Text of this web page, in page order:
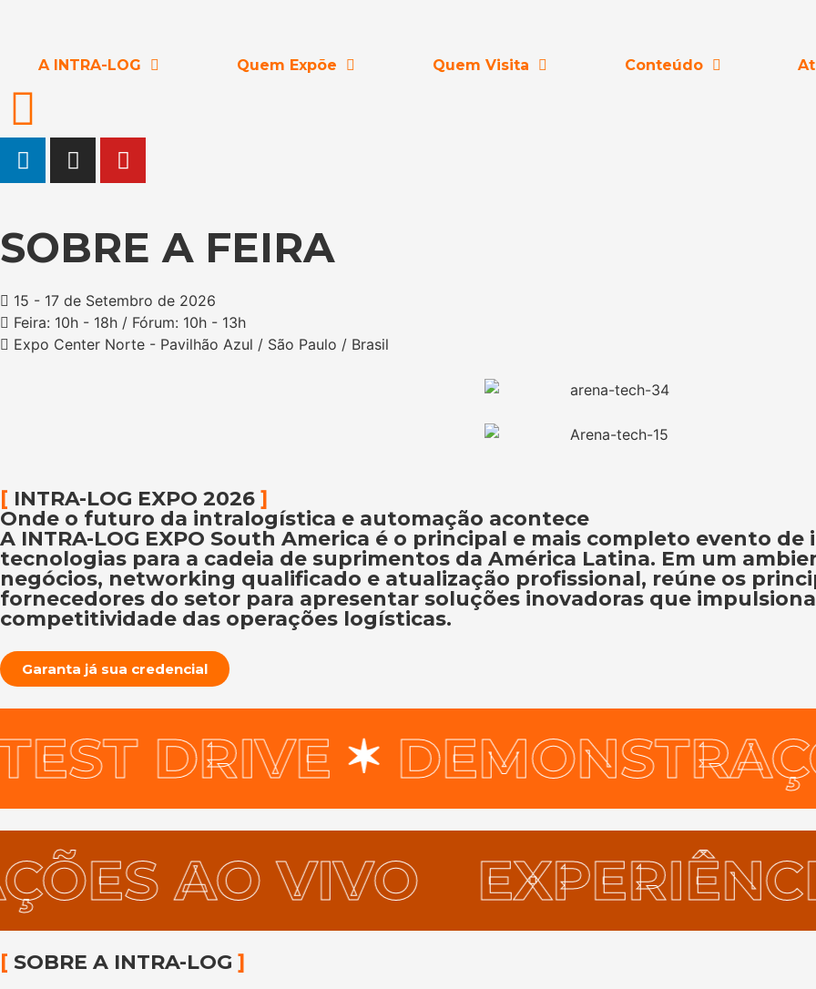
A INTRA-LOG Quem Expõe Quem Visita Conteúdo
SOBRE A FEIRA
15 - 17 de Setembro de 2026
Feira: 10h - 18h / Fórum: 10h - 13h
Expo Center Norte - Pavilhão Azul / São Paulo / Brasil
[ INTRA-LOG EXPO 2026 ]
Onde o futuro da intralogística e automação acontece
A INTRA-LOG EXPO South America é o principal e mais completo evento
tecnologias para a cadeia de suprimentos da América Latina. Em um
negócios, networking qualificado e atualização profissional, reúne os
fornecedores do setor para apresentar soluções inovadoras que
competitividade das operações logísticas.
Garanta já sua credencial
DRIVE ✶
AO VIVO ✶
[ SOBRE A INTRA-LOG ]